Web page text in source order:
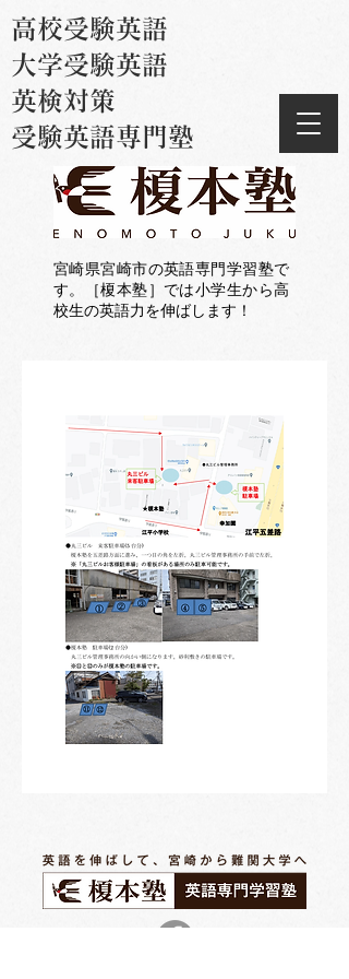
宮崎県宮崎市の英語専門学習塾で
す。［榎本塾］では小学生から高
校生の英語力を伸ばします！
高校受験英語
大学受験英語
英検対策
受験英語専門塾